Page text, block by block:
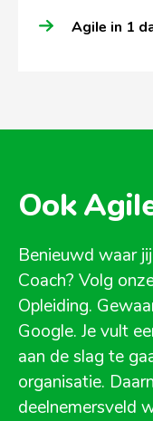
Agile in 1
Ook
Benieuwd waar
Coach? Volg
Opleiding.
Google. Je vult
aan de slag te
organisatie.
deelnemersveld